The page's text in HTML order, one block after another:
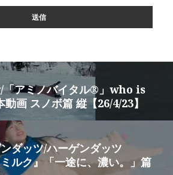
/「アミノバイタル®」who is
画 スノボ篇 縦【26/4/23】
ンダッツ/ハーゲンダッツ
ルク』「一途に、濃い。」篇